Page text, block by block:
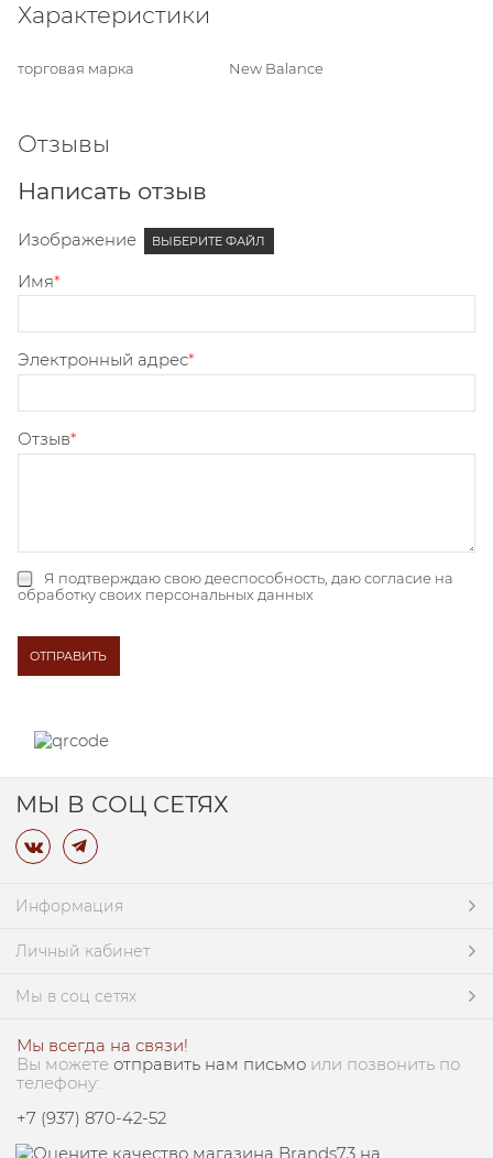
Характеристики
торговая марка New Balance
Отзывы
Написать отзыв
Изображение ВЫБЕРИТЕ ФАЙЛ
Имя
Электронный адрес
Отзыв
Я подтверждаю свою дееспособность, даюсогласие на
обработку своих персональных данных
МЫ В СОЦ СЕТЯХ
Информация
Личный кабинет
Мы в соц сетях
Мы всегда на связи!
Вы можете отправить нам письмо или позвонить по
телефону:
+7 (937) 870-42-52